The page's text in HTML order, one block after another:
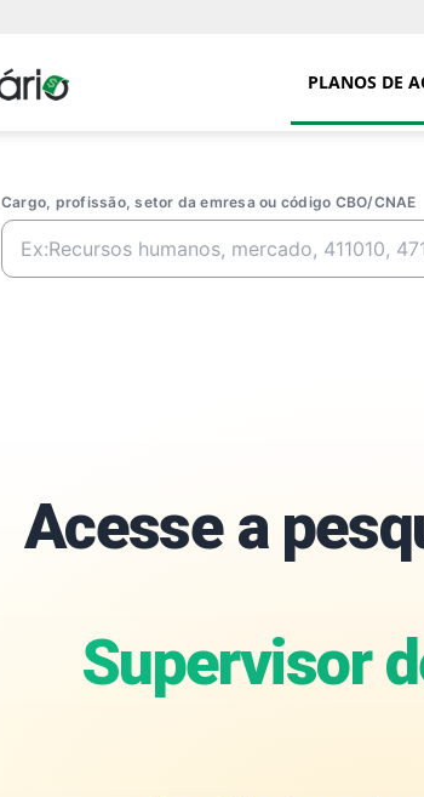
Portal PLANOS DE
Cargo, profissão, setor da emresa ou código CBO/CNAE
Acesse a
Supervisor